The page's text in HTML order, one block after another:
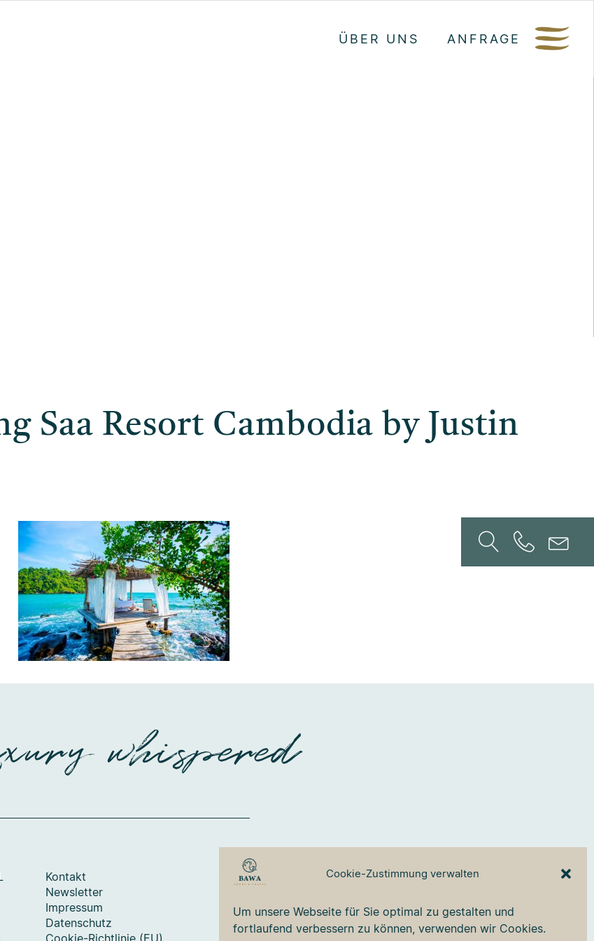
Cookie-Zustimmung verwalten
Um unsere Webseite für Sie optimal zu gestalten und
fortlaufend verbessern zu können, verwenden wir Cookies.
ÜBER UNS ANFRAGE
Saa Resort Cambodia by Justin
whispered
Kontakt
Newsletter
Impressum
Datenschutz